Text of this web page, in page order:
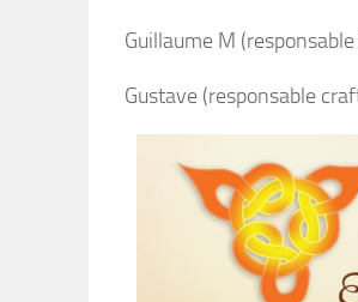
Guillaume M
Gustave (responsable